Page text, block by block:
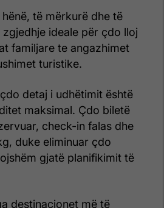
të mërkurë dhe të
ideale për çdo lloj
familjare te angazhimet
turistike.
detaj i udhëtimit është
maksimal. Çdo biletë
check-in falas dhe
duke eliminuar çdo
gjatë planifikimit të
destinacionet më të